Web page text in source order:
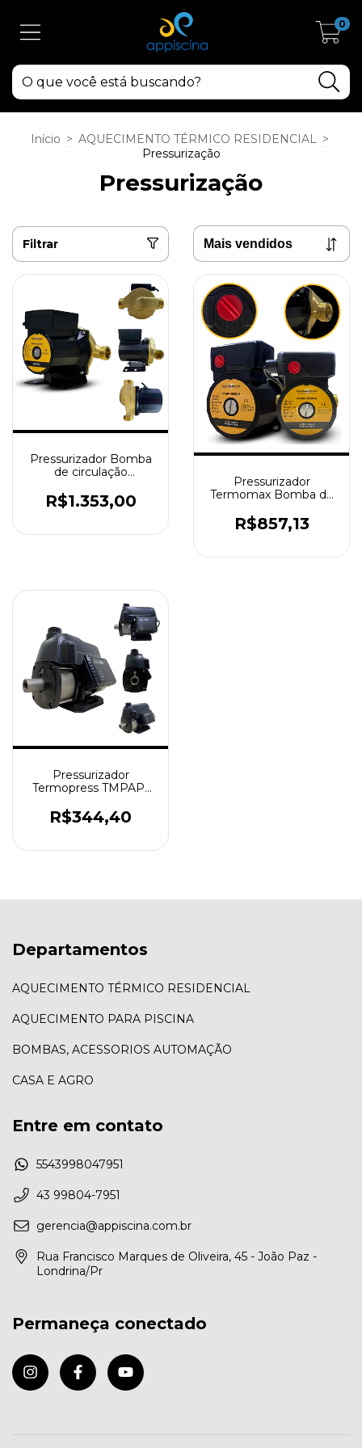
0
Início > AQUECIMENTO TÉRMICO RESIDENCIAL >
Pressurização
Pressurização
Filtrar
Pressurizador Bomba
de circulação
350W
R$1.353,00
Pressurizador
Termomax Bomba de
TMP-100W
R$857,13
Pressurizador
Termopress TMPAP-
R$344,40
Departamentos
AQUECIMENTO TÉRMICO RESIDENCIAL
AQUECIMENTO PARA PISCINA
BOMBAS, ACESSORIOS AUTOMAÇÃO
CASA E AGRO
Entre em contato
5543998047951
43 99804-7951
gerencia@appiscina.com.br
Rua Francisco Marques de Oliveira, 45 - João Paz -
Londrina/Pr
Permaneça conectado